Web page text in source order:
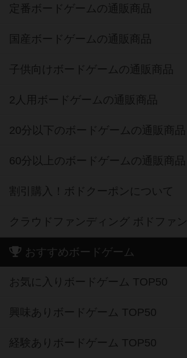
定番ボードゲームの通販商品
国産ボードゲームの通販商品
子供向けボードゲームの通販商品
2人用ボードゲームの通販商品
20分以下のボードゲームの通販商品
60分以上のボードゲームの通販商品
割引購入！ボドクーポンについて
クラウドファンディング ボドファン
おすすめボードゲーム
お気に入りボードゲーム TOP50
興味ありボードゲーム TOP50
経験ありボードゲーム TOP50